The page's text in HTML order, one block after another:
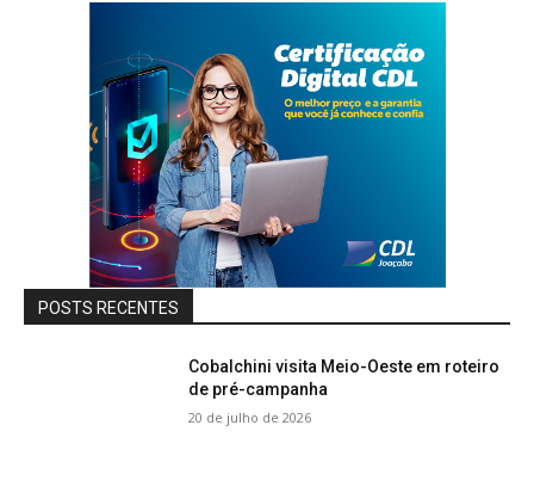
POSTS RECENTES
Cobalchini visita Meio-Oeste em roteiro
de pré-campanha
20 de julho de 2026